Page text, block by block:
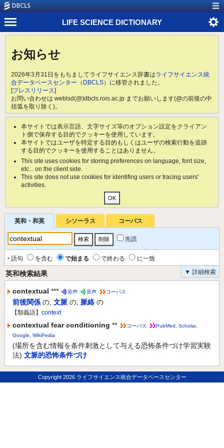
LIFE SCIENCE DICTIONARY
お知らせ
2026年3月31日をもちましてライフサイエンス辞書はライフサイエンス統
合データベースセンター（DBCLS） に移管されました。
[プレスリリース]
お問い合わせは weblsd(@)dbcls.rois.ac.jp までお願いします(@の前後の中
括弧を取り除く)。
本サイトでは表示言語、文字サイズ等のオプション設定をクライアン
ト側で保存する目的でクッキーを使用しています。
本サイトではユーザを特定する目的もしくはユーザの検索行動を追跡
する目的でクッキーを使用することはありません。
This site uses cookies for storing preferences on language, font size,
etc... on the client side.
This site does not use cookies for identifing users or tracing users'
activities.
英和・和英 シソーラス コーパス
先読
‣ 語句 を含む で始まる で終わる
に一致
▼ 詳細検索
英和検索結果
contextual *** 音声 音声 コーパス
前後関係 の 文脈 の 脈絡 の
【類義語】 context
contextual fear conditioning ** コーパス PubMed Scholar,
Google
WikiPedia
(場所を含む情報を条件刺激として与える恐怖条件づけ学習実験
法) 文脈的恐怖条件づけ
Copyright2026 ライフサイエンス統合データベースセンター